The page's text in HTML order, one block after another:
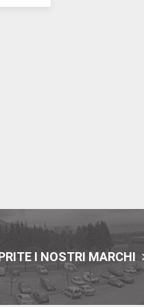
I NOSTRI MARCHI